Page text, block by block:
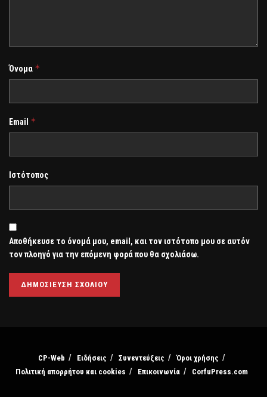
Όνομα *
Email *
Ιστότοπος
Αποθήκευσε το όνομά μου, email, και τον ιστότοπο μου σε αυτόν
τον πλοηγό για την επόμενη φορά που θα σχολιάσω.
CP-Web Ειδήσεις Συνεντεύξεις
Όροι χρήσης
Πολιτική απορρήτου και cookies
Επικοινωνία CorfuPress.com